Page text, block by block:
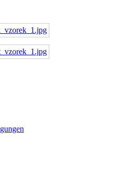
security, penetration testing and cyber security